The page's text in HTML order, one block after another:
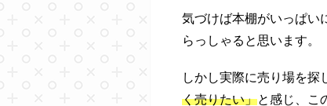
気づけば本棚がいっぱい
らっしゃると思います。
しかし実際に売り場を探
く売りたい」と感じ、こ